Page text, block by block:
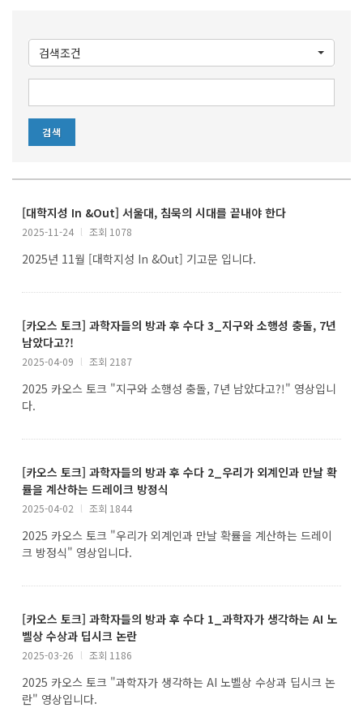
검색조건
[대학지성 In &Out] 서울대, 침묵의 시대를 끝내야 한다
2025-11-24 l 조회 1078
2025년 11월 [대학지성 In &Out] 기고문 입니다.
[카오스 토크] 과학자들의 방과 후 수다 3_지구와 소행성 충돌, 7년
남았다고?!
2025-04-09 l 조회 2187
2025 카오스 토크 "지구와 소행성 충돌, 7년 남았다고?!" 영상입니
다.
[카오스 토크] 과학자들의 방과 후 수다 2_우리가 외계인과 만날 확
률을 계산하는 드레이크 방정식
2025-04-02 l 조회 1844
2025 카오스 토크 "우리가 외계인과 만날 확률을 계산하는 드레이
크 방정식" 영상입니다.
[카오스 토크] 과학자들의 방과 후 수다 1_과학자가 생각하는 AI 노
벨상 수상과 딥시크 논란
2025-03-26 l 조회 1186
2025 카오스 토크 "과학자가 생각하는 AI 노벨상 수상과 딥시크 논
란" 영상입니다.